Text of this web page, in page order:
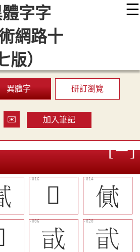
☰
編輯說明
站導覽
異體字 研訂瀏覽
✉️ | 加入筆記
𠌗
󷊔
󵬑
󵬙